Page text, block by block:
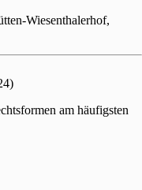
Wiesenthalerhof,
am häufigsten